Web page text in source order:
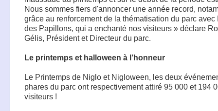
Nous sommes fiers d'annoncer une année record,
grâce au renforcement de la thématisation du parc avec
des Papillons, qui a enchanté nos visiteurs » déclare
Gélis, Président et Directeur du parc.
Le printemps et halloween à l’honneur
Le Printemps de Niglo et Nigloween, les deux
phares du parc ont respectivement attiré 95 000 et 194
visiteurs !